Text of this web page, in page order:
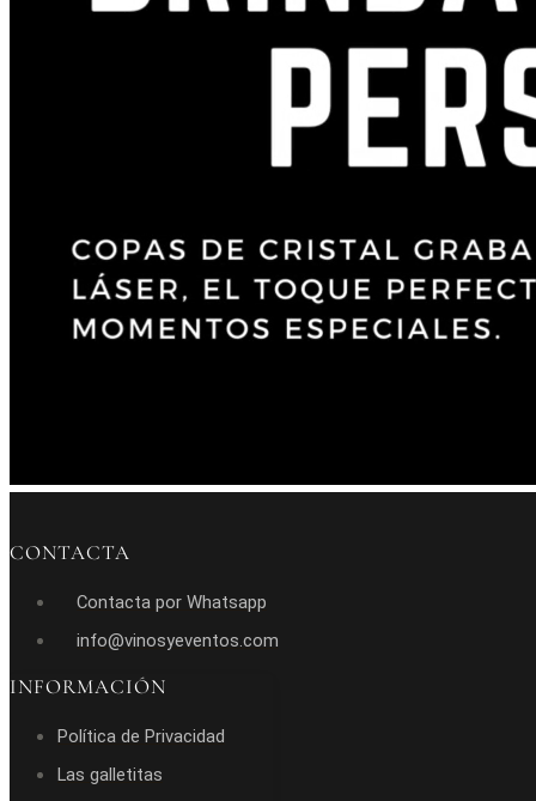
CONTACTA
Contacta por Whatsapp
info@vinosyeventos.com
INFORMACIÓN
Política de Privacidad
Las galletitas